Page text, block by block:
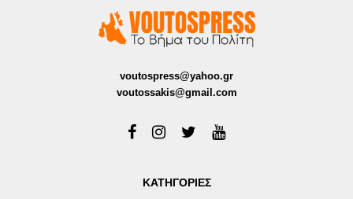
voutospress@yahoo.gr
voutossakis@gmail.com
ΚΑΤΗΓΟΡΙΕΣ